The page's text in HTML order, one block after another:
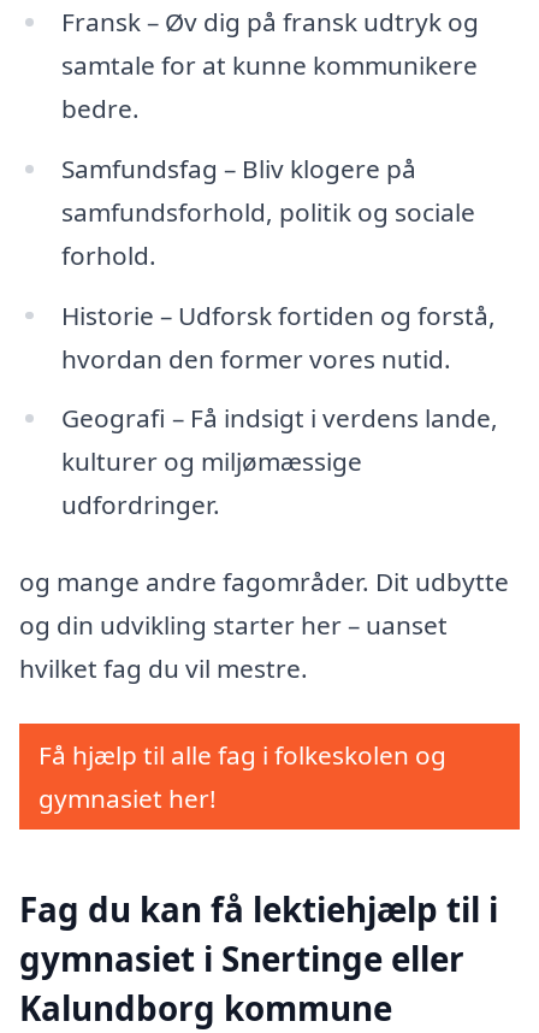
Fransk – Øv dig på fransk udtryk og
samtale for at kunne kommunikere
bedre.
Samfundsfag – Bliv klogere på
samfundsforhold, politik og sociale
forhold.
Historie – Udforsk fortiden og forstå,
hvordan den former vores nutid.
Geografi – Få indsigt i verdens lande,
kulturer og miljømæssige
udfordringer.
og mange andre fagområder. Dit udbytte
og din udvikling starter her – uanset
hvilket fag du vil mestre.
Få hjælp til alle fag i folkeskolen og
gymnasiet her!
Fag du kan få lektiehjælp til i
gymnasiet i Snertinge eller
Kalundborg kommune